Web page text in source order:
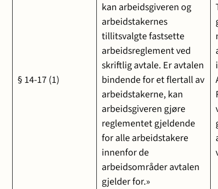
§ 14-17 (1)
kan arbeidsgiveren og
arbeidstakernes
tillitsvalgte fastsette
arbeidsreglement ved
skriftlig avtale. Er avtalen
bindende for et flertall av
arbeidstakerne, kan
arbeidsgiveren gjøre
reglementet gjeldende
for alle arbeidstakere
innenfor de
arbeidsområder avtalen
gjelder for.»